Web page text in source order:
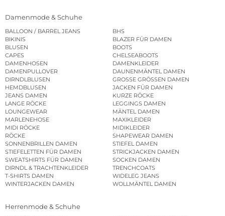
Damenmode & Schuhe
BALLOON / BARREL JEANS
BHS
BIKINIS
BLAZER FÜR DAMEN
BLUSEN
BOOTS
CAPES
CHELSEABOOTS
DAMENHOSEN
DAMENKLEIDER
DAMENPULLOVER
DAUNENMÄNTEL DAMEN
DIRNDLBLUSEN
GROSSE GRÖSSEN DAMEN
HEMDBLUSEN
JACKEN FÜR DAMEN
JEANS DAMEN
KURZE RÖCKE
LANGE RÖCKE
LEGGINGS DAMEN
LOUNGEWEAR
MÄNTEL DAMEN
MARLENEHOSE
MAXIKLEIDER
MIDI RÖCKE
MIDIKLEIDER
RÖCKE
SHAPEWEAR DAMEN
SONNENBRILLEN DAMEN
STIEFEL DAMEN
STIEFELETTEN FÜR DAMEN
STRICKJACKEN DAMEN
SWEATSHIRTS FÜR DAMEN
SOCKEN DAMEN
DIRNDL & TRACHTENKLEIDER
TRENCHCOATS
T-SHIRTS DAMEN
WIDELEG JEANS
WINTERJACKEN DAMEN
WOLLMÄNTEL DAMEN
Herrenmode & Schuhe